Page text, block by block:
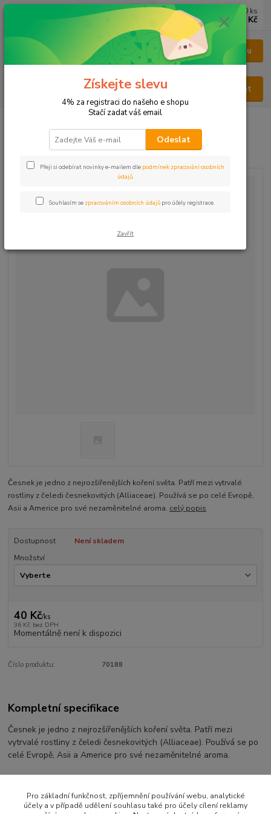
Menu
Hledat
0 ks
0 Kč
Česnek plátkový
Česnek je jedno z nejrozšířenějších koření světa. Patří mezi vytrvalé
rostliny z čeledi česnekovitých (Alliaceae). Používá se po celé Evropě,
Asii a Americe pro své nezaměnitelné aroma. celý popis
Dostupnost
Není skladem
Množství
40 Kč/ks
36 Kč bez DPH
Momentálně není k dispozici
Číslo produktu: 70188
Kompletní specifikace
Česnek je jedno z nejrozšířenějších koření světa. Patří mezi
vytrvalé rostliny z čeledi česnekovitých (Alliaceae). Používá se po
celé Evropě, Asii a Americe pro své nezaměnitelné aroma.
Zboží zařazeno v kategoriích
Získejte slevu
4% za registraci do našeho e shopu
Stačí zadat váš email
Odeslat
Přeji si odebírat novinky e-mailem dle podmínek zpracování osobních
údajů.
Souhlasím se zpracováním osobních údajů pro účely registrace.
Zavřít
Pro základní funkčnost, zpříjemnění používání webu, analytické
účely a v případě udělení souhlasu také pro účely cílení reklamy